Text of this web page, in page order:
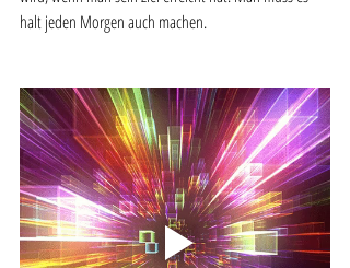
halt jeden Morgen auch machen.